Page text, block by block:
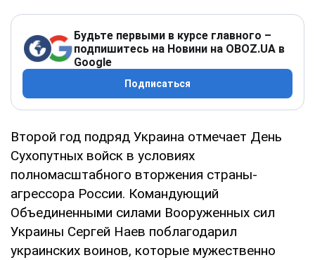
Будьте первыми в курсе главного –
подпишитесь на Новини на OBOZ.UA в
Google
Подписаться
Второй год подряд Украина отмечает День
Сухопутных войск в условиях
полномасштабного вторжения страны-
агрессора России. Командующий
Объединенными силами Вооруженных сил
Украины Сергей Наев поблагодарил
украинских воинов, которые мужественно